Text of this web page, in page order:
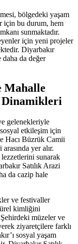
bölgedeki yaşam
için bu durum, hem
sunmaktadır.
için yeni projeler
Diyarbakır
daha da değer
Mahalle
Dinamikleri
gelenekleriyle
etkileşim için
Hacı Büzrük Camii
yer alır.
sunarak
Satılık Arazi
da cazip hale
ve festivaller
kimliğini
müzeler ve
ziyaretçilere farklı
sosyal yaşam